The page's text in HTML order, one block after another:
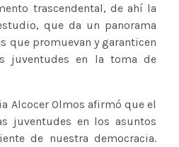
trascendental, de ahí la
que da un panorama
que promuevan y garanticen
juventudes en la toma de
Alcocer Olmos afirmó que el
juventudes en los asuntos
de nuestra democracia.